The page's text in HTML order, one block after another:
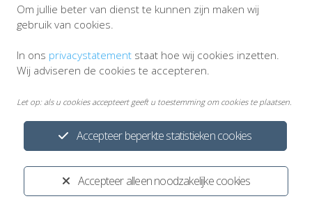
Privacystatement Cookiewetgeving Disclaimer
Ontwikkeld door: Yardzorgsites.nl
Accepteer alleen noodzakelijke cookies
Accepteer beperkte statistieken cookies
Om jullie beter van dienst te kunnen zijn maken wij
gebruik van cookies.
In ons privacystatement staat hoe wij cookies inzetten.
Wij adviseren de cookies te accepteren.
Let op: als u cookies accepteert geeft u toestemming om cookies te plaatsen.